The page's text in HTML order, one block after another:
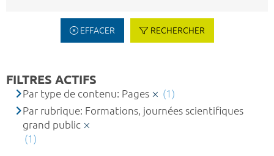
EFFACER RECHERCHER
FILTRES ACTIFS
Par type de contenu: Pages
(1)
Par rubrique: Formations, journées scientifiques
grand public
(1)